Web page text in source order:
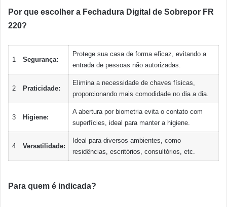
Por que escolher a Fechadura Digital de Sobrepor FR
220?
1 Segurança:
Protege sua casa de forma eficaz, evitando a
entrada de pessoas não autorizadas.
2 Praticidade:
Elimina a necessidade de chaves físicas,
proporcionando mais comodidade no dia a dia.
3 Higiene:
A abertura por biometria evita o contato com
superfícies, ideal para manter a higiene.
4 Versatilidade:
Ideal para diversos ambientes, como
residências, escritórios, consultórios, etc.
Para quem é indicada?